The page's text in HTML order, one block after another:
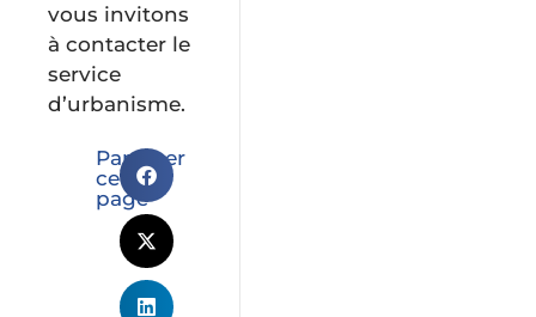
vous invitons
à contacter le
service
d’urbanisme.
Partager
cette
page